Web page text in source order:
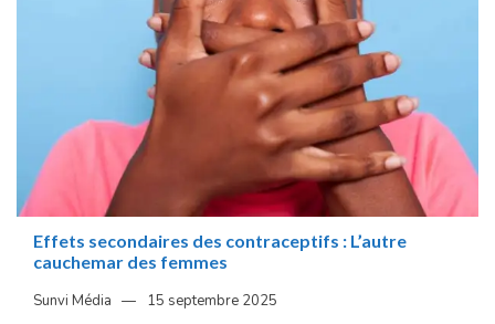
Effets secondaires des contraceptifs : L’autre
cauchemar des femmes
Sunvi Média 15 septembre 2025